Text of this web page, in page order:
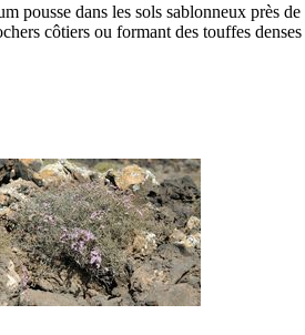
pousse dans les sols sablonneux près de
côtiers ou formant des touffes denses